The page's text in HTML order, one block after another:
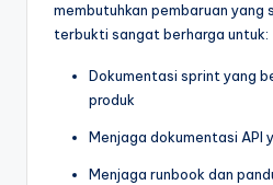
membutuhkan pembaruan yang
terbukti sangat berharga untuk:
Dokumentasi sprint yang
produk
Menjaga dokumentasi API
Menjaga runbook dan